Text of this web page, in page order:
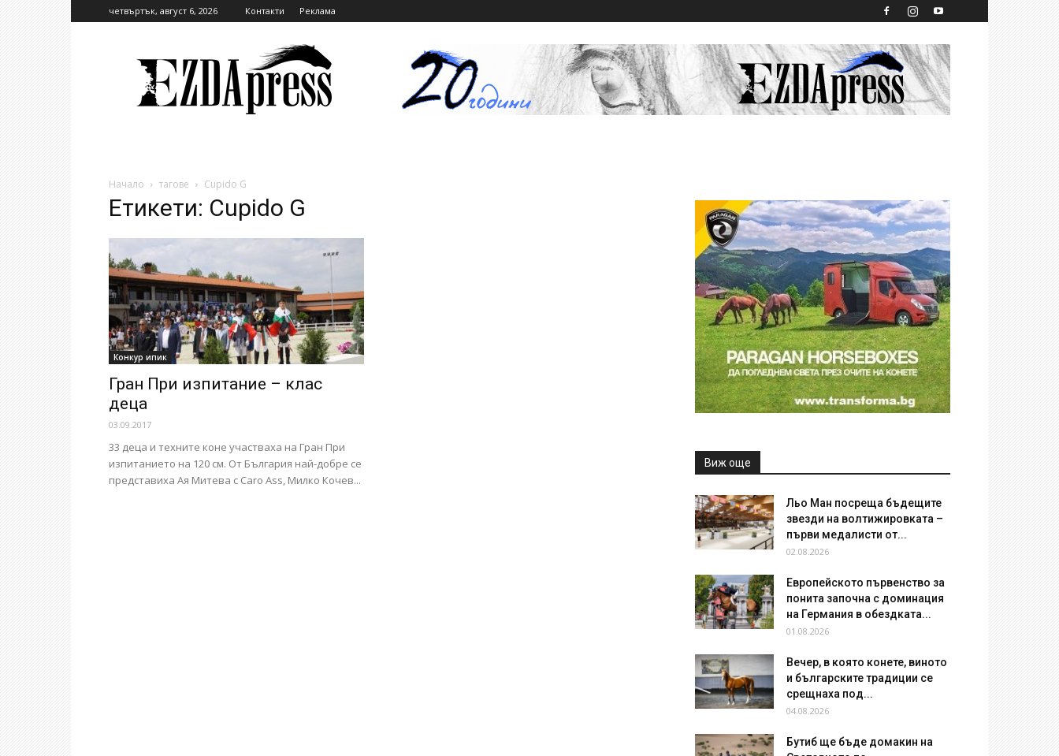
четвъртък, август 6, 2026 Контакти Реклама
Начало тагове Cupido G
Етикети: Cupido G
Конкур ипик
Гран При изпитание – клас
деца
03.09.2017
33 деца и техните коне участваха на Гран При
изпитанието на 120 см. От България най-добре се
представиха Ая Митева с Carо Ass, Милко Кочев...
Виж още
Льо Ман посреща бъдещите
звезди на волтижировката –
първи медалисти от...
02.08.2026
Европейското първенство за
понита започна с доминация
на Германия в обездката...
01.08.2026
Вечер, в която конете, виното
и българските традиции се
срещнаха под...
04.08.2026
Бутиб ще бъде домакин на